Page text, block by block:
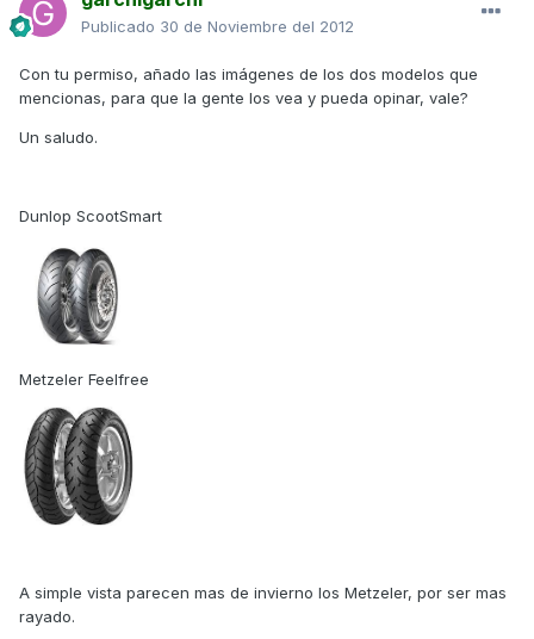
Publicado 30 de Noviembre del 2012
Con tu permiso, añado las imágenes de los dos modelos que
mencionas, para que la gente los vea y pueda opinar, vale?
Un saludo.
Dunlop ScootSmart
Metzeler Feelfree
A simple vista parecen mas de invierno los Metzeler, por ser mas
rayado.